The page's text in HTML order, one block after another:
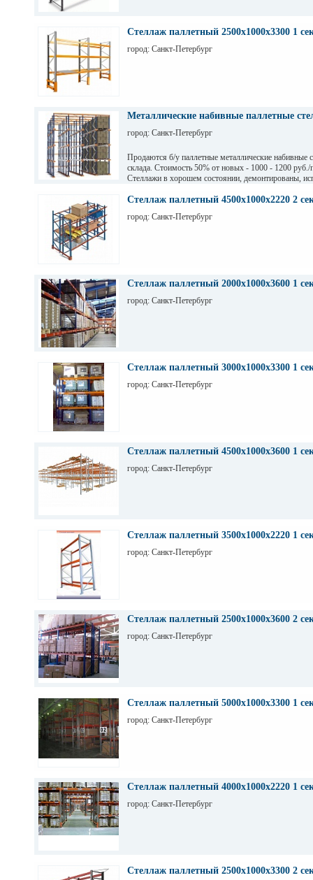
Стеллаж паллетный 2500х1000х3300 1
город: Санкт-Петербург
Металлические набивные паллетные
город: Санкт-Петербург
Продаются б/у паллетные металлические набивные
склада. Стоимость 50% от новых - 1000 - 1200 руб./
Стеллажи в хорошем состоянии, демонтированы,
СПб. Высота 7,5 м (4 паллеты), глубина 12,6 м (12
Стеллаж паллетный 4500х1000х2220 2
город: Санкт-Петербург
Стеллаж паллетный 2000х1000х3600 1
город: Санкт-Петербург
Стеллаж паллетный 3000х1000х3300 1
город: Санкт-Петербург
Стеллаж паллетный 4500х1000х3600 1
город: Санкт-Петербург
Стеллаж паллетный 3500х1000х2220 1
город: Санкт-Петербург
Стеллаж паллетный 2500х1000х3600 2
город: Санкт-Петербург
Стеллаж паллетный 5000х1000х3300 1
город: Санкт-Петербург
Стеллаж паллетный 4000х1000х2220 1
город: Санкт-Петербург
Стеллаж паллетный 2500х1000х3300 2